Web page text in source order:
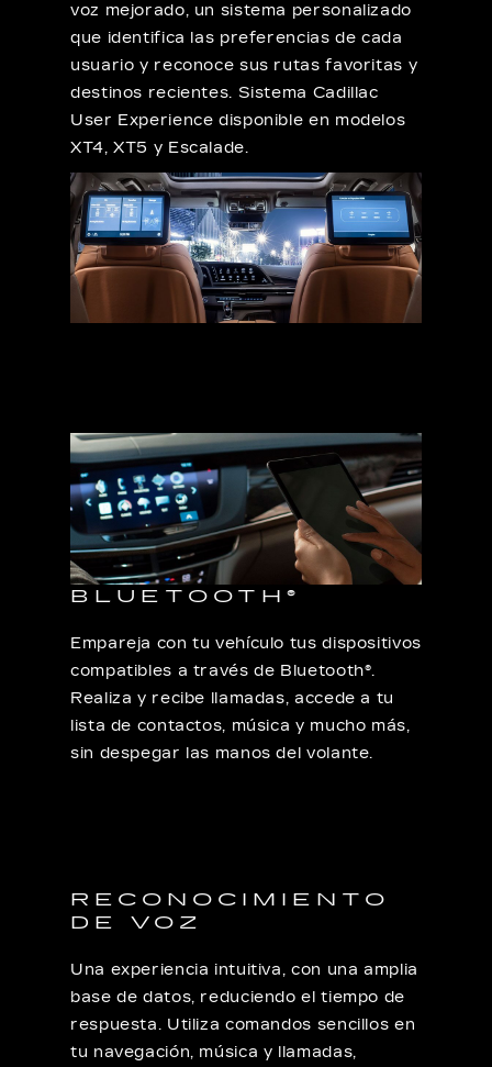
voz mejorado, un sistema personalizado
que identifica las preferencias de cada
usuario y reconoce sus rutas favoritas y
destinos recientes. Sistema Cadillac
User Experience disponible en modelos
XT4, XT5 y Escalade.
BLUETOOTH®
Empareja con tu vehículo tus dispositivos
compatibles a través de Bluetooth®.
Realiza y recibe llamadas, accede a tu
lista de contactos, música y mucho más,
sin despegar las manos del volante.
RECONOCIMIENTO
DE VOZ
Una experiencia intuitiva, con una amplia
base de datos, reduciendo el tiempo de
respuesta. Utiliza comandos sencillos en
tu navegación, música y llamadas,